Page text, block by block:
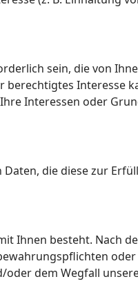
sein, die von
berechtigtes Interesse
Interessen oder
die diese zur
Ihnen besteht. Nach
oder dem Wegfall